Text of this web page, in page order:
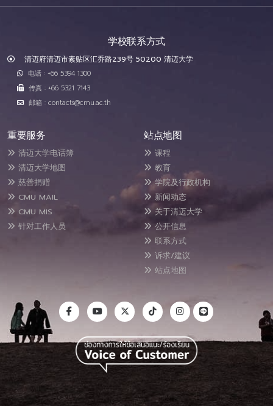
学校联系方式
清迈府清迈市素贴区汇乔路239号 50200 清迈大学
电话 : +66 5394 1300
传真 : +66 5321 7143
邮箱 : contacts@cmu.ac.th
重要服务
清迈大学电话簿
清迈大学地图
慈善捐赠
CMU MAIL
CMU MIS
针对工作人员
站点地图
课程
教育
学院及行政机构
新闻动态
关于清迈大学
公开信息
联系方式
诉求/建议
站点地图